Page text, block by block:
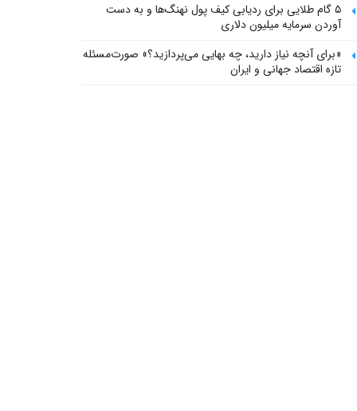
۵ گام طلایی برای ردیابی کیف پول‌ نهنگ‌ها و به دست
آوردن سرمایه میلیون دلاری
«برای آنچه نیاز دارید، چه بهایی می‌پردازید؟» صورت‌مسئله
تازه اقتصاد جهانی و ایران